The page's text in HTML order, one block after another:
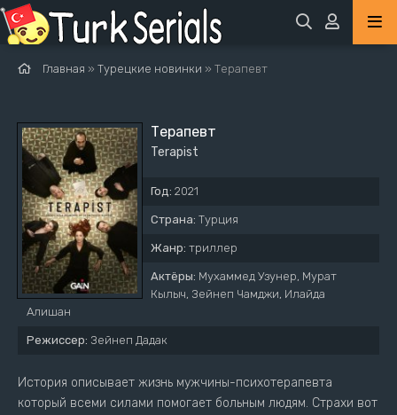
Главная » Турецкие новинки » Терапевт
Терапевт
Terapist
Год: 2021
Страна: Турция
Жанр: триллер
Актёры: Мухаммед Узунер, Мурат
Кылыч, Зейнеп Чамджи, Илайда
Алишан
Режиссер: Зейнеп Дадак
История описывает жизнь мужчины-психотерапевта
который всеми силами помогает больным людям. Страхи вот